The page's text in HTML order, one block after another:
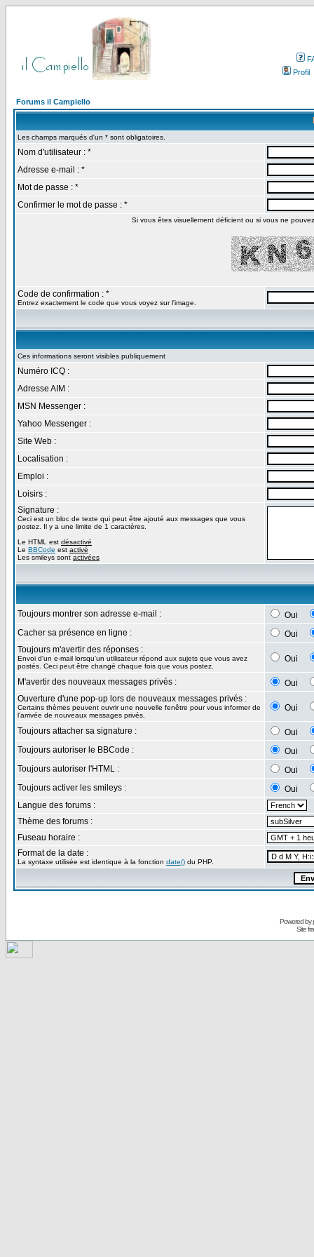
Profil
Forums il Campiello
Les champs marqués d'un * sont obligatoires.
Nom d'utilisateur : *
Adresse e-mail : *
Mot de passe : *
Confirmer le mot de passe : *
Si vous êtes visuellement déficient ou si vous ne
Code de confirmation : *
Entrez exactement le code que vous voyez sur l'image.
Ces informations seront visibles publiquement
Numéro ICQ :
Adresse AIM :
MSN Messenger :
Yahoo Messenger :
Site Web :
Localisation :
Emploi :
Loisirs :
Signature :
Ceci est un bloc de texte qui peut être ajouté aux messages que vous
postez. Il y a une limite de 1 caractères.
Le HTML est désactivé
Le BBCode est activé
Les smileys sont activées
Toujours montrer son adresse e-mail :
Oui
Cacher sa présence en ligne :
Oui
Toujours m'avertir des réponses :
Envoi d'un e-mail lorsqu'un utilisateur répond aux sujets que vous avez
postés. Ceci peut être changé chaque fois que vous postez.
Oui
M'avertir des nouveaux messages privés :
Oui
Ouverture d'une pop-up lors de nouveaux messages privés :
Certains thèmes peuvent ouvrir une nouvelle fenêtre pour vous informer de
l'arrivée de nouveaux messages privés.
Oui
Toujours attacher sa signature :
Oui
Toujours autoriser le BBCode :
Oui
Toujours autoriser l'HTML :
Oui
Toujours activer les smileys :
Oui
Langue des forums :
Thème des forums :
Fuseau horaire :
Format de la date :
La syntaxe utilisée est identique à la fonction date() du PHP.
Powered by
Site